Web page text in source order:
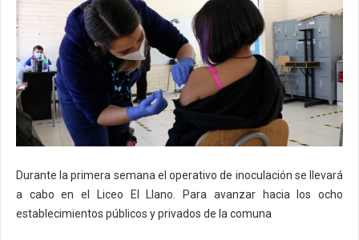
Durante la primera semana el operativo de inoculación se llevará
a cabo en el Liceo El Llano. Para avanzar hacia los ocho
establecimientos públicos y privados de la comuna